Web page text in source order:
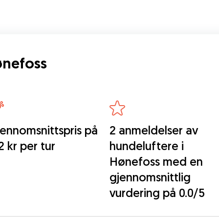
på
kr per tur
2 anmeldelser av
hundeluftere i
Hønefoss med en
gjennomsnittlig
vurdering på 0.0/5